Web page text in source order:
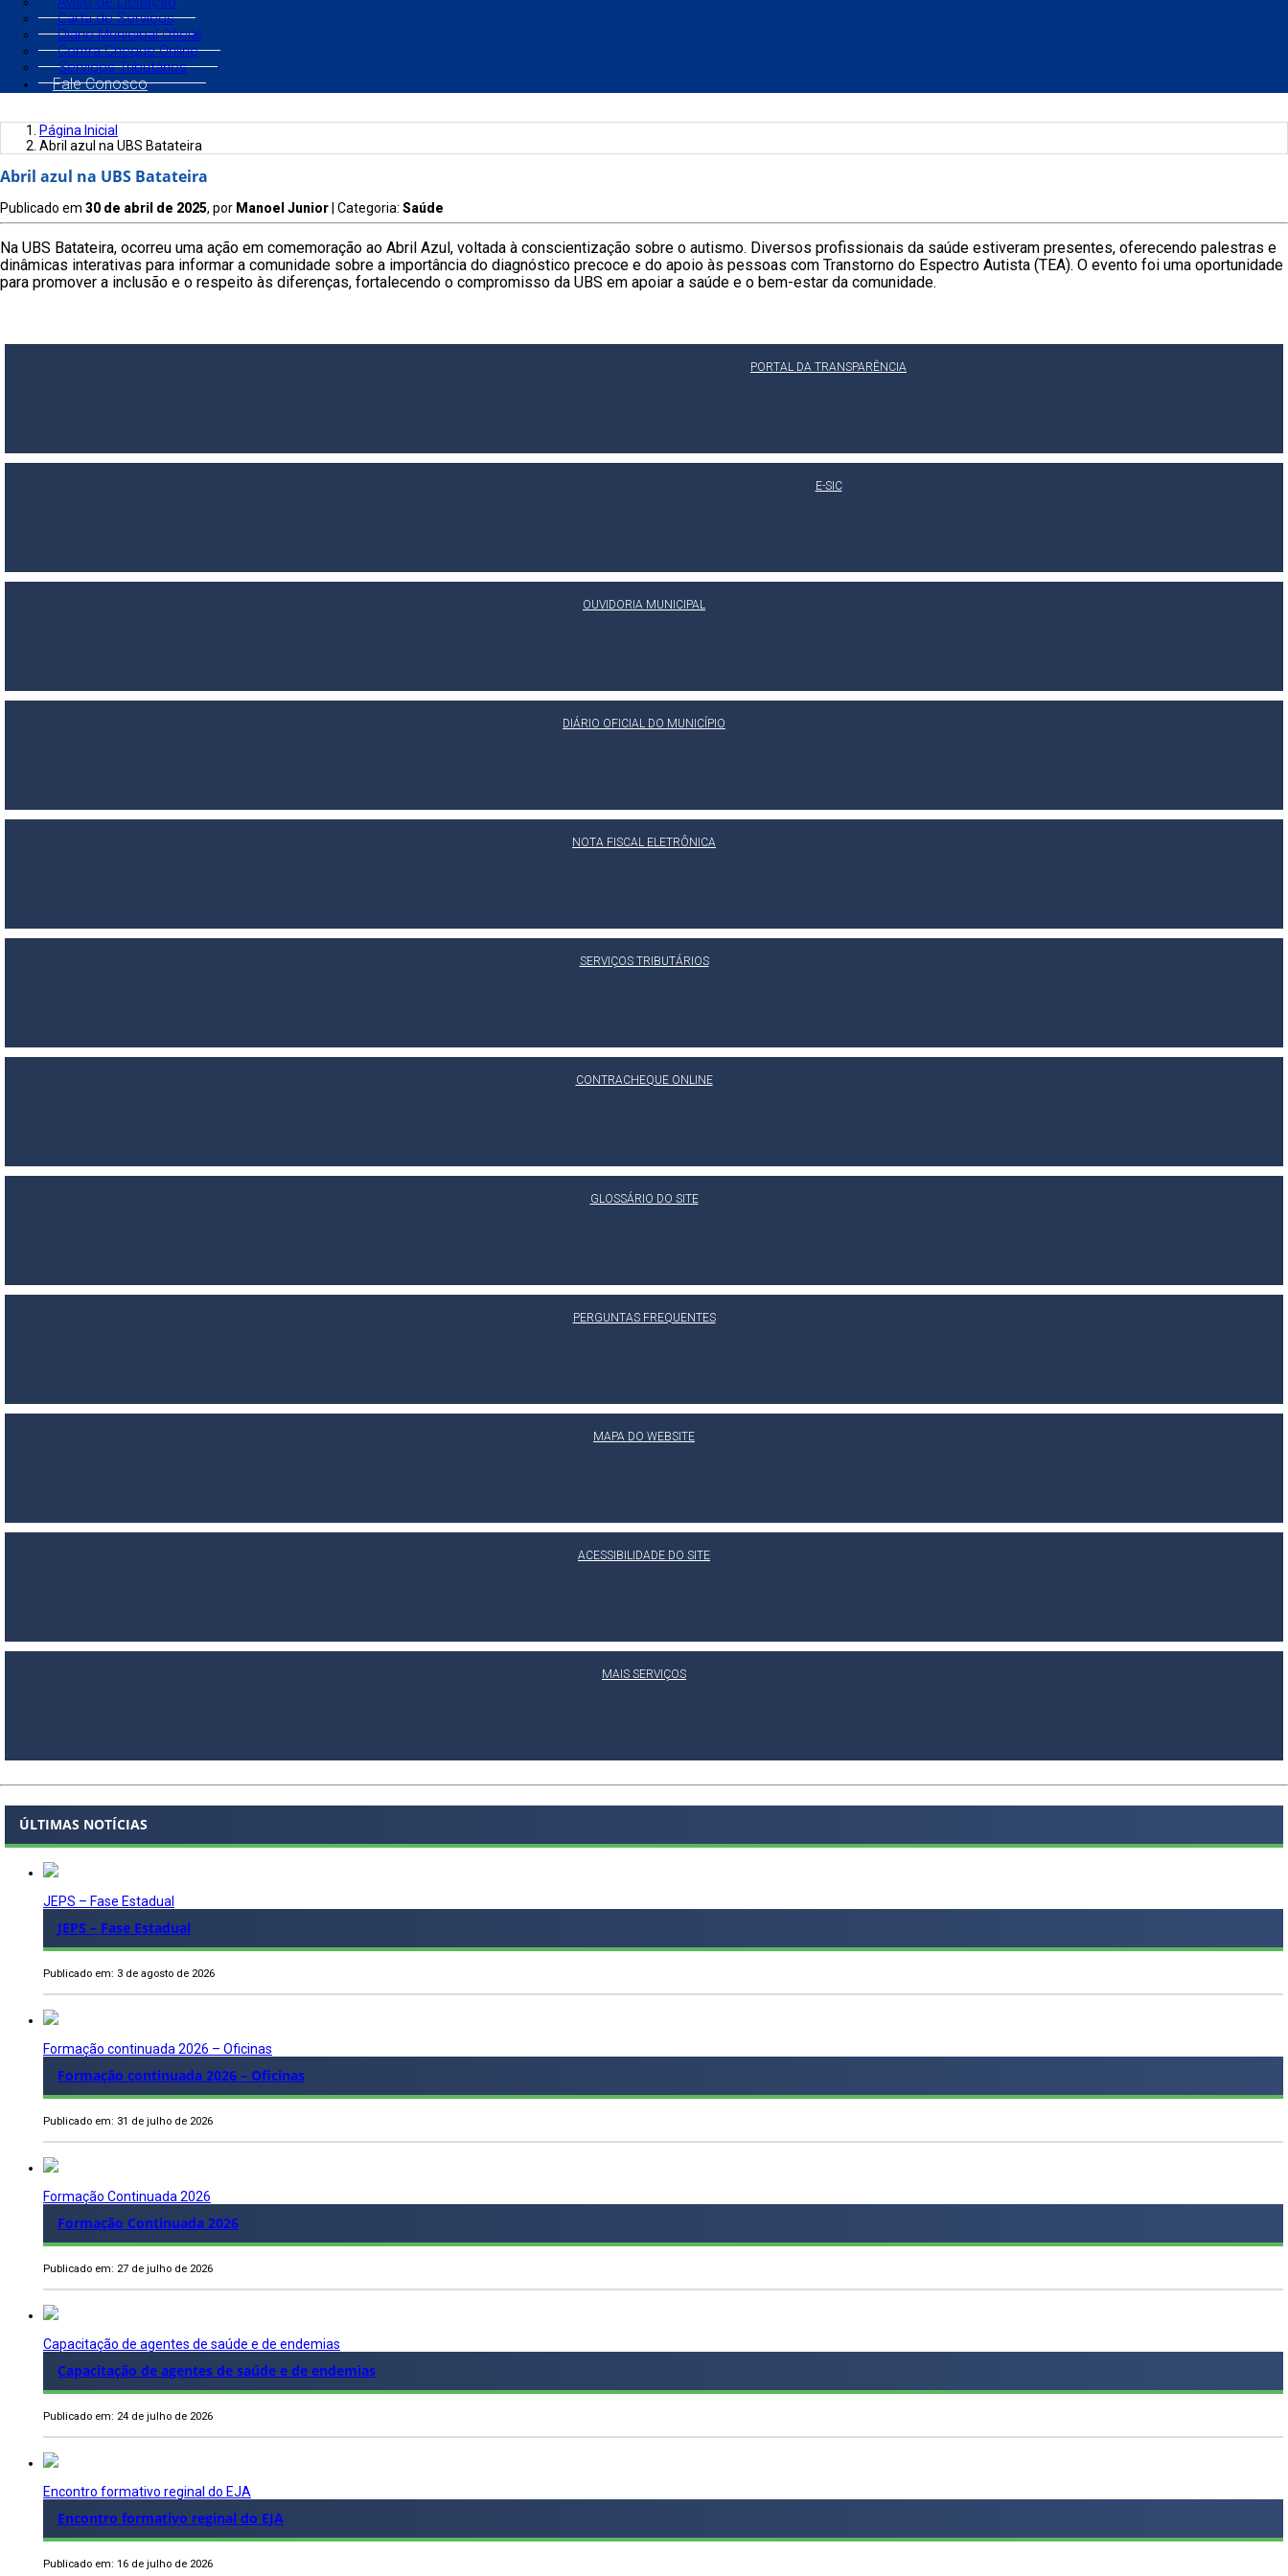
Carta de Serviços
Diário Municipal Oficial
Contra Cheque Online
Serviços Tributários
Fale Conosco
Página Inicial
Abril azul na UBS Batateira
Abril azul na UBS Batateira
Publicado em 30 de abril de 2025, por Manoel Junior | Categoria: Saúde
Na UBS Batateira, ocorreu uma ação em comemoração ao Abril Azul, voltada à conscientização sobre o autismo. Diversos profissionais da saúde estiveram presentes, oferecendo palestras e
dinâmicas interativas para informar a comunidade sobre a importância do diagnóstico precoce e do apoio às pessoas com Transtorno do Espectro Autista (TEA). O evento foi uma oportunidade
para promover a inclusão e o respeito às diferenças, fortalecendo o compromisso da UBS em apoiar a saúde e o bem-estar da comunidade.
PORTAL DA TRANSPARÊNCIA
E-SIC
OUVIDORIA MUNICIPAL
DIÁRIO OFICIAL DO MUNICÍPIO
NOTA FISCAL ELETRÔNICA
SERVIÇOS TRIBUTÁRIOS
CONTRACHEQUE ONLINE
GLOSSÁRIO DO SITE
PERGUNTAS FREQUENTES
MAPA DO WEBSITE
ACESSIBILIDADE DO SITE
MAIS SERVIÇOS
ÚLTIMAS NOTÍCIAS
JEPS – Fase Estadual
JEPS – Fase Estadual
Publicado em: 3 de agosto de 2026
Formação continuada 2026 – Oficinas
Formação continuada 2026 – Oficinas
Publicado em: 31 de julho de 2026
Formação Continuada 2026
Formação Continuada 2026
Publicado em: 27 de julho de 2026
Capacitação de agentes de saúde e de endemias
Capacitação de agentes de saúde e de endemias
Publicado em: 24 de julho de 2026
Encontro formativo reginal do EJA
Encontro formativo reginal do EJA
Publicado em: 16 de julho de 2026